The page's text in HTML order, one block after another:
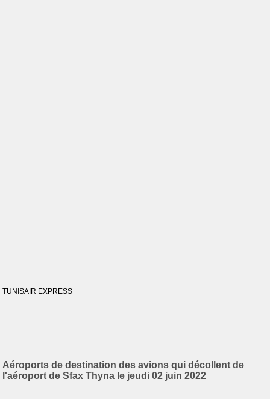
TUNISAIR EXPRESS
Aéroports de destination des avions qui décollent de
l'aéroport de Sfax Thyna le jeudi 02 juin 2022